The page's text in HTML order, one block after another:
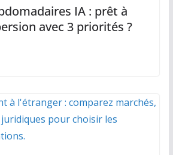
IA : prêt à
avec 3 priorités ?